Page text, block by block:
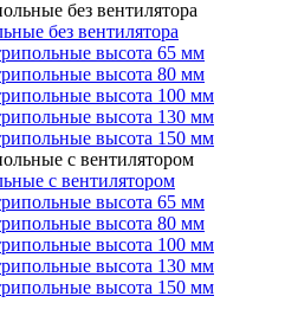
без вентилятора
высота 65 мм
высота 80 мм
высота 100 мм
высота 130 мм
высота 150 мм
с вентилятором
высота 65 мм
высота 80 мм
высота 100 мм
высота 130 мм
высота 150 мм